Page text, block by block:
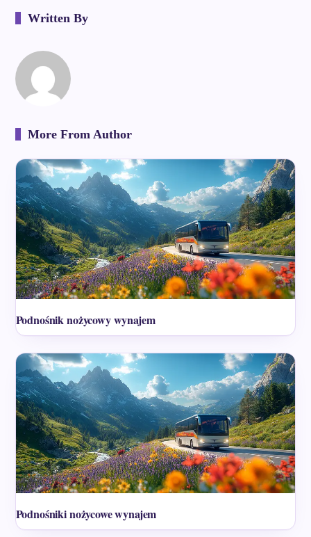
Written By
More From Author
Podnośnik nożycowy wynajem
Podnośniki nożycowe wynajem